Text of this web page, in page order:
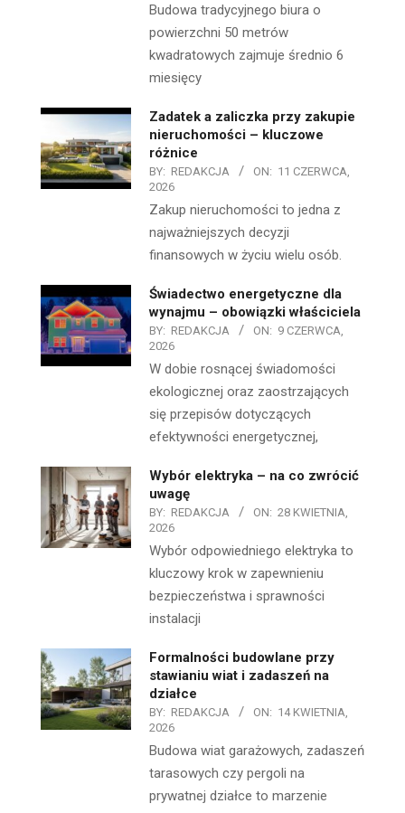
Budowa tradycyjnego biura o
powierzchni 50 metrów
kwadratowych zajmuje średnio 6
miesięcy
Zadatek a zaliczka przy zakupie
nieruchomości – kluczowe
różnice
BY: REDAKCJA ON: 11 CZERWCA,
2026
Zakup nieruchomości to jedna z
najważniejszych decyzji
finansowych w życiu wielu osób.
Świadectwo energetyczne dla
wynajmu – obowiązki właściciela
BY: REDAKCJA ON: 9 CZERWCA,
2026
W dobie rosnącej świadomości
ekologicznej oraz zaostrzających
się przepisów dotyczących
efektywności energetycznej,
Wybór elektryka – na co zwrócić
uwagę
BY: REDAKCJA ON: 28 KWIETNIA,
2026
Wybór odpowiedniego elektryka to
kluczowy krok w zapewnieniu
bezpieczeństwa i sprawności
instalacji
Formalności budowlane przy
stawianiu wiat i zadaszeń na
działce
BY: REDAKCJA ON: 14 KWIETNIA,
2026
Budowa wiat garażowych, zadaszeń
tarasowych czy pergoli na
prywatnej działce to marzenie